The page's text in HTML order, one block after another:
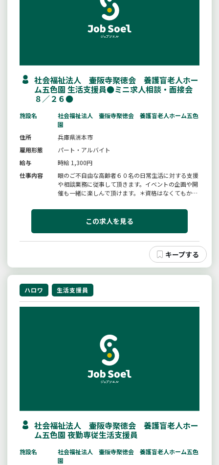
社会福祉法人 壷阪寺聚徳会 養護盲老人ホー
ム五色園 生活支援員●ミニ求人相談・面接会
８／２６●
施設名
社会福祉法人 壷阪寺聚徳会 養護盲老人ホーム五色
園
住所
兵庫県洲本市
雇用形態
パート・アルバイト
給与
時給 1,300円
仕事内容
眼のご不自由な高齢者６０名の日常生活に対する支援
や相談業務に従事して頂きます。イベントの企画や開
催も一緒に楽しんで頂けます。＊資格はなくてもかま
いただきます。＊初任者研修修了者、介護福祉士、ガ
イドヘルパー等優遇※まず応募書類（ハローワーク紹
この求人を見る
ハロワ 生活支援員
社会福祉法人 壷阪寺聚徳会 養護盲老人ホー
ム五色園 夜勤専従生活支援員
施設名
社会福祉法人 壷阪寺聚徳会 養護盲老人ホーム五色
園